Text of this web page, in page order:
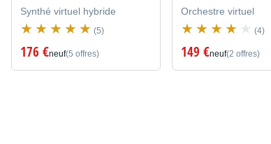
Synthé virtuel hybride
(5)
176 €neuf(5 offres)
Orchestre virtuel
(4)
149 €neuf(2 offres)